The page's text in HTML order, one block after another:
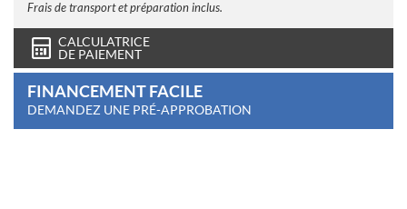
Frais de transport et préparation inclus.
CALCULATRICE
DE PAIEMENT
FINANCEMENT FACILE
DEMANDEZ UNE PRÉ-APPROBATION